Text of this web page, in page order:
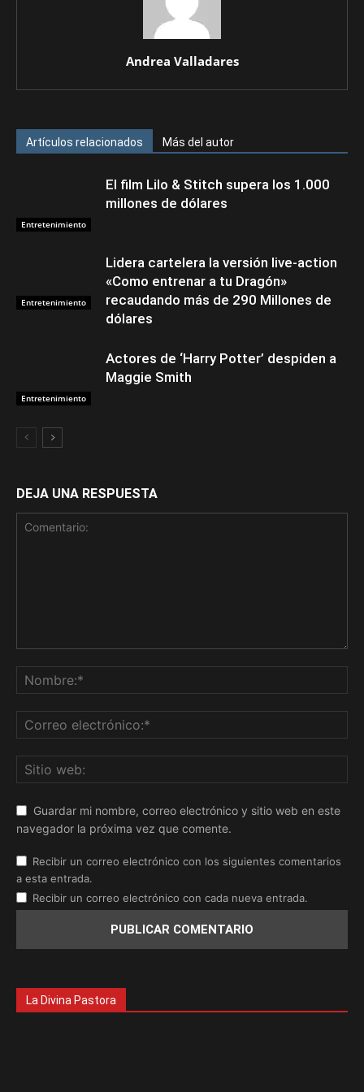
Andrea Valladares
Artículos relacionados Más del autor
Entretenimiento
El film Lilo & Stitch supera los 1.000
millones de dólares
Entretenimiento
Lidera cartelera la versión live-action
«Como entrenar a tu Dragón»
recaudando más de 290 Millones de
dólares
Entretenimiento
Actores de ‘Harry Potter’ despiden a
Maggie Smith
DEJA UNA RESPUESTA
Guardar mi nombre, correo electrónico y sitio web en este
navegador la próxima vez que comente.
Recibir un correo electrónico con los siguientes comentarios
a esta entrada.
Recibir un correo electrónico con cada nueva entrada.
La Divina Pastora